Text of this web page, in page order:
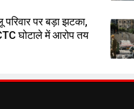
पर बड़ा झटका,
घोटाले में आरोप तय